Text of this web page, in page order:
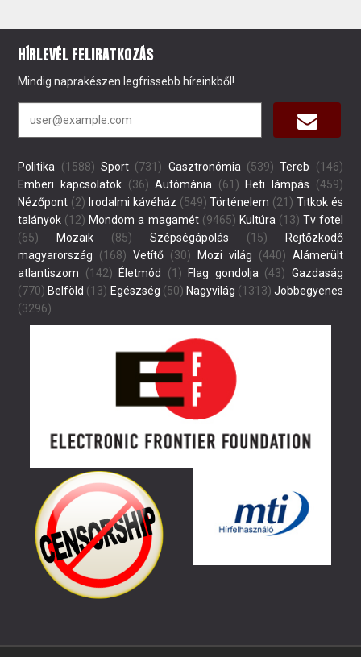
HÍRLEVÉL FELIRATKOZÁS
Mindig naprakészen legfrissebb híreinkből!
Politika (1588) Sport (731) Gasztronómia(539) Tereb (146)
Emberi kapcsolatok (36) Autómánia (61) Heti lámpás (459)
Nézőpont (2) Irodalmi kávéház (549) Történelem (21) Titkok és
talányok (12) Mondom a magamét(9465) Kultúra(13) Tv fotel
(65)
Mozaik (85) Szépségápolás (15)
Rejtőzködő
magyarország (168) Vetítő (30) Mozi világ (440) Alámerült
atlantiszom (142) Életmód (1) Flag gondolja(43) Gazdaság
(770) Belföld (13) Egészség (50) Nagyvilág (1313) Jobbegyenes
(3296)